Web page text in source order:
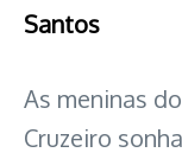
Santos
As meninas
Cruzeiro